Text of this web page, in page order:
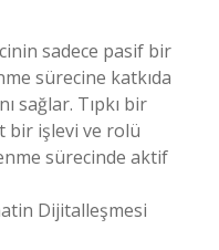
sadece pasif bir
sürecine katkıda
sağlar. Tıpkı bir
bir işlevi ve rolü
sürecinde aktif
Dijitalleşmesi